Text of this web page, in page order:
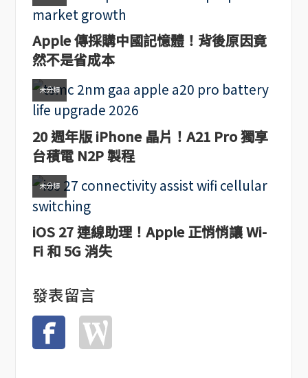
Apple 傳採購中國記憶體！背後原因竟
然不是省成本
未分類
20 週年版 iPhone 晶片！A21 Pro 獨享
台積電 N2P 製程
未分類
iOS 27 連線助理！Apple 正悄悄讓 Wi-
Fi 和 5G 消失
發表留言